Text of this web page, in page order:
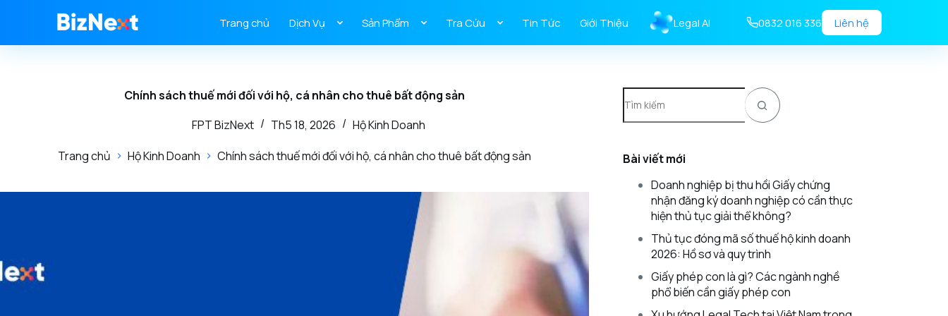
Trang chủ Dịch Vụ Sản Phẩm Tra Cứu Tin Tức Giới Thiệu Legal AI 0832 016 336 Liên hệ
Chính sách thuế mới đối với hộ, cá nhân cho thuê bất động sản
FPT BizNext
Th5 18, 2026
Hộ Kinh Doanh
Trang chủ
Hộ Kinh Doanh Chính sách thuế mới đối với hộ, cá nhân cho thuê bất động sản
Bài viết mới
Doanh nghiệp bị thu hồi Giấy chứng
nhận đăng ký doanh nghiệp có cần thực
hiện thủ tục giải thể không?
Thủ tục đóng mã số thuế hộ kinh doanh
2026: Hồ sơ và quy trình
Giấy phép con là gì? Các ngành nghề
phổ biến cần giấy phép con